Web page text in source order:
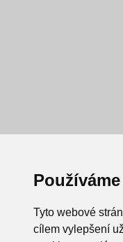
Tyto webové
cílem vylepšení